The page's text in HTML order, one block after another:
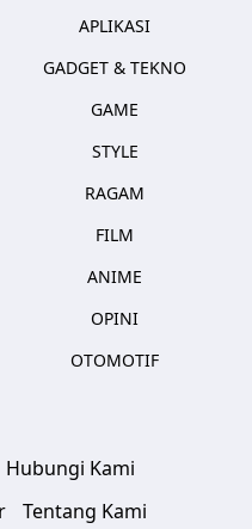
APLIKASI
GADGET & TEKNO
GAME
STYLE
RAGAM
FILM
ANIME
OPINI
OTOMOTIF
Hubungi Kami
Tentang Kami